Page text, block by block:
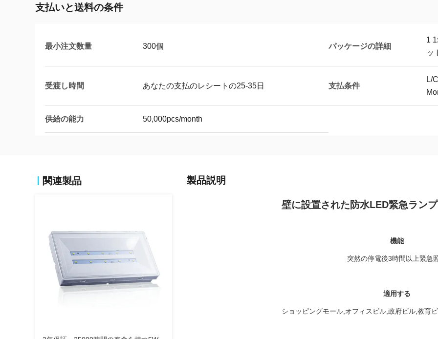
支払いと送料の条件
最小注文数量 300個 パッケージの詳細
1
ッ
受渡し時間 あなたの支払のレシートの25-35日 支払条件
L/
供給の能力 50,000pcs/month
関連製品 製品説明
壁に設置された防水LED緊急ラン
機能
突然の停電後3時間以上緊急
適用する
ショッピングモール,オフィスビル,政府ビル,教育